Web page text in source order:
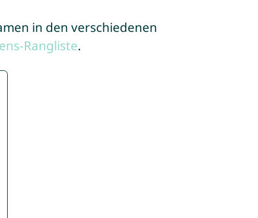
in den verschiedenen
Rangliste.